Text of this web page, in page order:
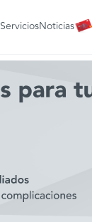
ServiciosNoticias